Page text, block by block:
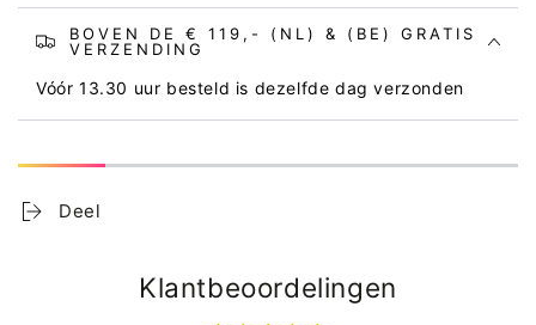
BOVEN DE € 119,- (NL) & (BE) GRATIS
VERZENDING
Vóór 13.30 uur besteld is dezelfde dag verzonden
Deel
Klantbeoordelingen